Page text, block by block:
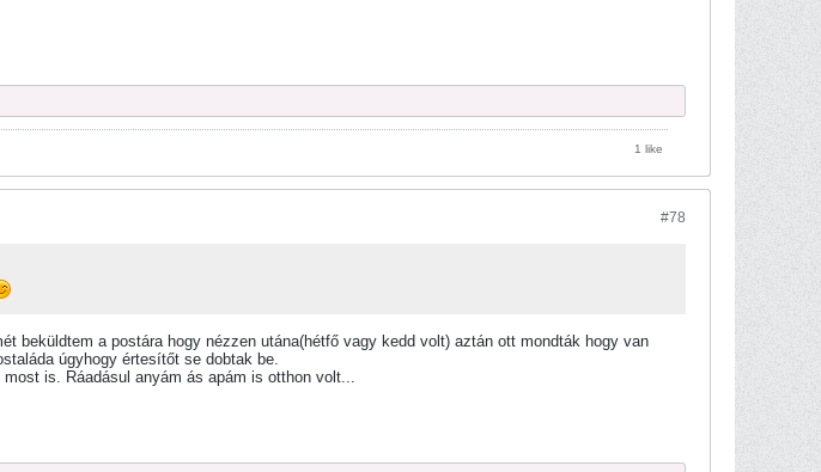
1 like
#78
beküldtem a postára hogy nézzen utána(hétfő vagy kedd volt) aztán ott mondták hogy van
úgyhogy értesítőt se dobtak be.
is. Ráadásul anyám ás apám is otthon volt...